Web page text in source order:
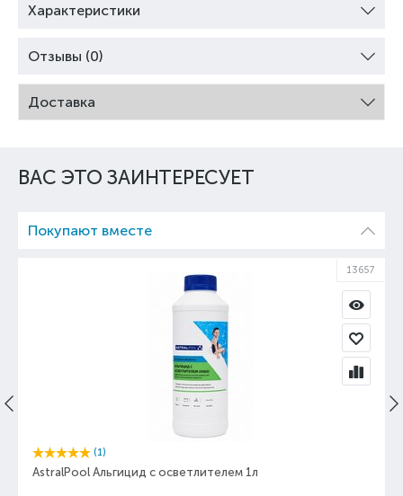
Характеристики
Отзывы (0)
Доставка
ВАС ЭТО ЗАИНТЕРЕСУЕТ
Покупают вместе
13657
(1)
AstralPool Альгицид с осветлителем 1л